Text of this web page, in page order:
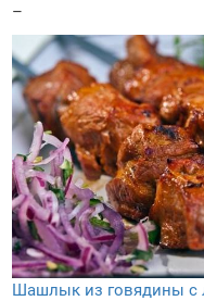
–
Шашлык из говядины с